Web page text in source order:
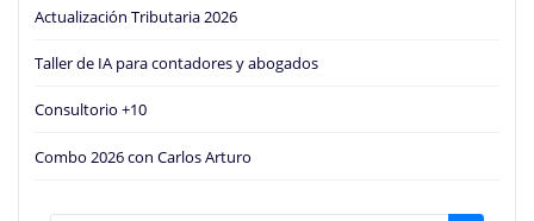
Actualización Tributaria 2026
Taller de IA para contadores y abogados
Consultorio +10
Combo 2026 con Carlos Arturo